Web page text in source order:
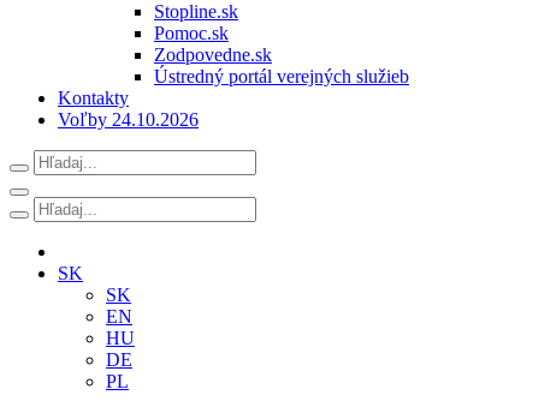
Stopline.sk
Pomoc.sk
Zodpovedne.sk
Ústredný portál verejných služieb
Kontakty
Voľby 24.10.2026
SK
SK
EN
HU
DE
PL